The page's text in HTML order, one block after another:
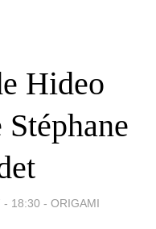
Hideo
- 18:30 - ORIGAMI